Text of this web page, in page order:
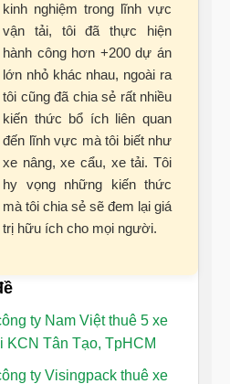
kinh nghiệm trong lĩnh vực
vận tải, tôi đã thực hiện
hành công hơn +200 dự án
lớn nhỏ khác nhau, ngoài ra
tôi cũng đã chia sẻ rất nhiều
kiến thức bổ ích liên quan
đến lĩnh vực mà tôi biết như
xe nâng, xe cẩu, xe tải. Tôi
hy vọng những kiến thức
mà tôi chia sẻ sẽ đem lại giá
trị hữu ích cho mọi người.
ty Nam Việt thuê 5 xe
KCN Tân Tạo, TpHCM
ty Visingpack thuê xe